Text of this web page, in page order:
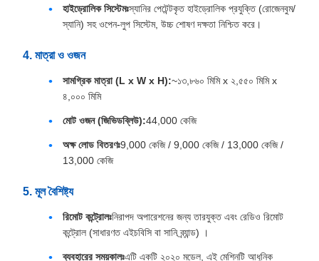
হাইড্রোলিক সিস্টেমঃস্যানির পেটেন্টকৃত হাইড্রোলিক প্রযুক্তি (রোজেনবুম/
স্যানি) সহ ওপেন-লুপ সিস্টেম, উচ্চ শোষণ দক্ষতা নিশ্চিত করে।
4. মাত্রা ও ওজন
সামগ্রিক মাত্রা (L x W x H):~১৩,৮৬০ মিমি x ২,৫৫০ মিমি x
৪,০০০ মিমি
মোট ওজন (জিভিডব্লিউ):44,000 কেজি
অক্ষ লোড বিতরণঃ9,000 কেজি / 9,000 কেজি / 13,000 কেজি /
13,000 কেজি
5. মূল বৈশিষ্ট্য
রিমোট কন্ট্রোলঃনিরাপদ অপারেশনের জন্য তারযুক্ত এবং রেডিও রিমোট
কন্ট্রোল (সাধারণত এইচবিসি বা সানি ব্র্যান্ড) ।
ব্যবহারের সময়কালঃএটি একটি ২০২০ মডেল, এই মেশিনটি আধুনিক